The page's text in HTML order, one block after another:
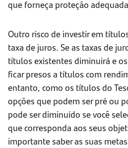
que forneça proteção
Outro risco de investir em
taxa de juros. Se as taxas de
títulos existentes diminuirá e
ficar presos a títulos com
entanto, como os títulos do
opções que podem ser pré ou
pode ser diminuído se você
que corresponda aos seus
importante saber as suas